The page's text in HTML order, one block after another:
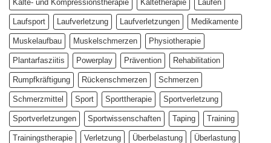
Kälte- und Kompressionstherapie Kältetherapie Laufen
Laufsport Laufverletzung Laufverletzungen Medikamente
Muskelaufbau Muskelschmerzen Physiotherapie
Plantarfasziitis Powerplay Prävention Rehabilitation
Rumpfkräftigung Rückenschmerzen Schmerzen
Schmerzmittel Sport Sporttherapie Sportverletzung
Sportverletzungen Sportwissenschaften Taping Training
Trainingstherapie Verletzung Überbelastung Überlastung